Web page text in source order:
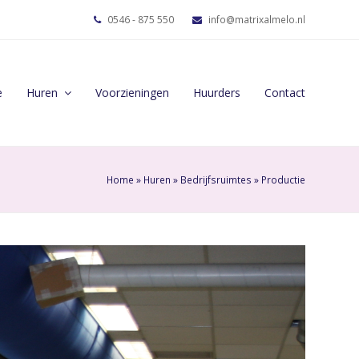
0546 - 875 550 info@matrixalmelo.nl
Huren Voorzieningen Huurders Contact
Home » Huren » Bedrijfsruimtes » Productie